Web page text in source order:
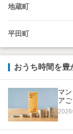
地蔵町
平田町
おうち時間を豊
マ
ア
2026